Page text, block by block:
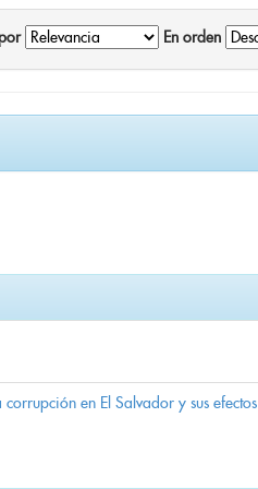
En orden
en El Salvador y sus efectos